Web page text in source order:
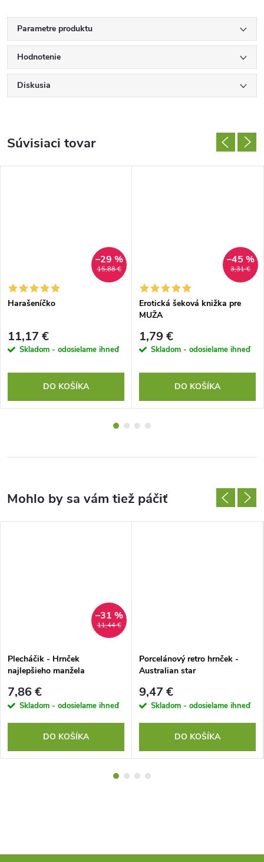
Parametre produktu
Hodnotenie
Diskusia
Súvisiaci tovar
15,88 €
–29 %
Harašeníčko
11,17 €
Skladom - odosielame ihneď
DO KOŠÍKA
3,31 €
–45 %
Erotická šeková knižka pre
MUŽA
1,79 €
Skladom - odosielame ihneď
DO KOŠÍKA
11,44 €
–31 %
Plecháčik - Hrnček
najlepšieho manžela
7,86 €
Skladom - odosielame ihneď
DO KOŠÍKA
Porcelánový retro hrnček -
Australian star
9,47 €
Skladom - odosielame ihneď
DO KOŠÍKA